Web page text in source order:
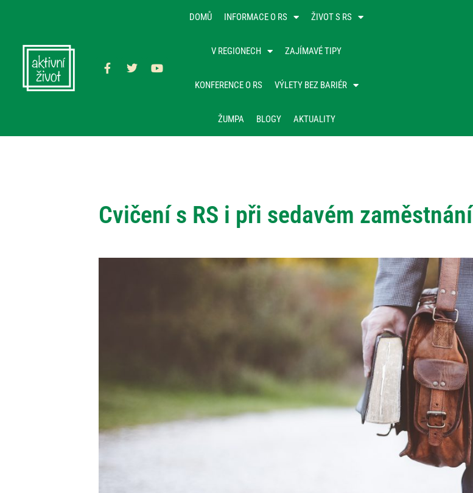
DOMŮ INFORMACE O RS ŽIVOT S RS
V REGIONECH ZAJÍMAVÉ TIPY
KONFERENCE O RS VÝLETY BEZ BARIÉR
ŽUMPA BLOGY AKTUALITY
Cvičení s RS i při sedavém zaměstnání